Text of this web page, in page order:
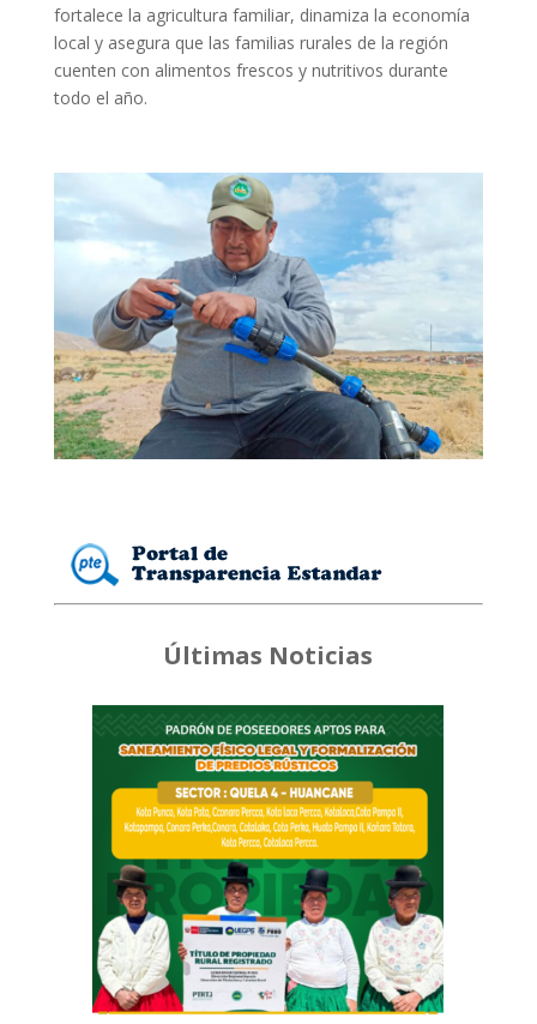
fortalece la agricultura familiar, dinamiza la economía
local y asegura que las familias rurales de la región
cuenten con alimentos frescos y nutritivos durante
todo el año.
Últimas Noticias